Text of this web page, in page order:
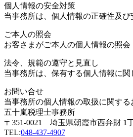
個人情報の安全対策
当事務所は、個人情報の正確性及
ご本人の照会
お客さまがご本人の個人情報の照
法令、規範の遵守と見直し
当事務所は、保有する個人情報に
お問い合せ
当事務所の個人情報の取扱に関す
五十嵐税理士事務所
〒351-0021 埼玉県朝霞市西弁財 1
TEL:048-437-4907